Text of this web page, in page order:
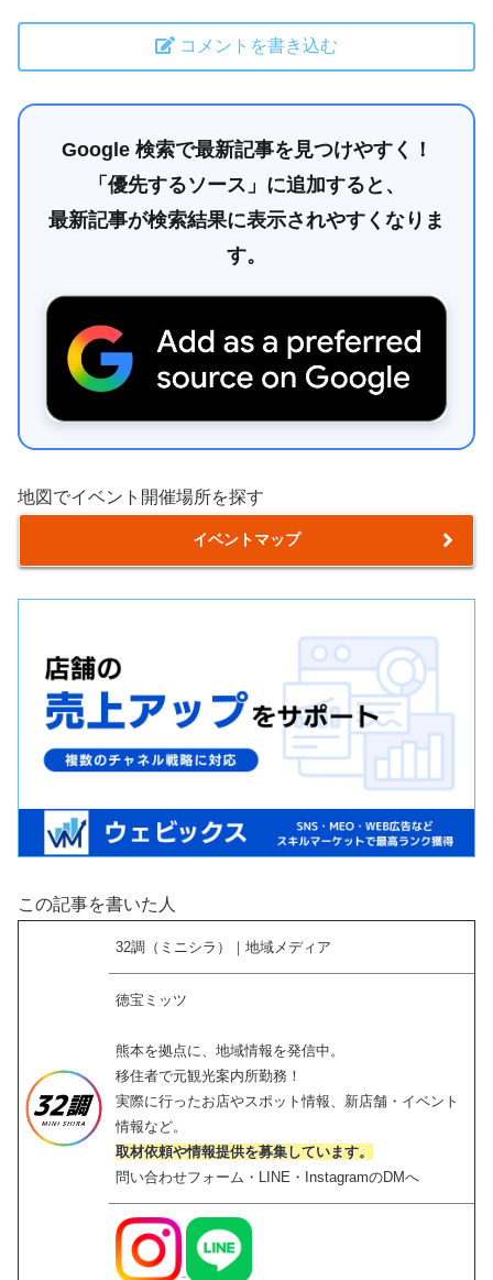
コメントを書き込む
Google 検索で最新記事を見つけやすく！
「優先するソース」に追加すると、
最新記事が検索結果に表示されやすくなりま
す。
地図でイベント開催場所を探す
イベントマップ
この記事を書いた人
32調（ミニシラ）｜地域メディア
徳宝ミッツ
熊本を拠点に、地域情報を発信中。
移住者で元観光案内所勤務！
実際に行ったお店やスポット情報、新店舗・イベント
情報など。
取材依頼や情報提供を募集しています。
問い合わせフォーム・LINE・InstagramのDMへ